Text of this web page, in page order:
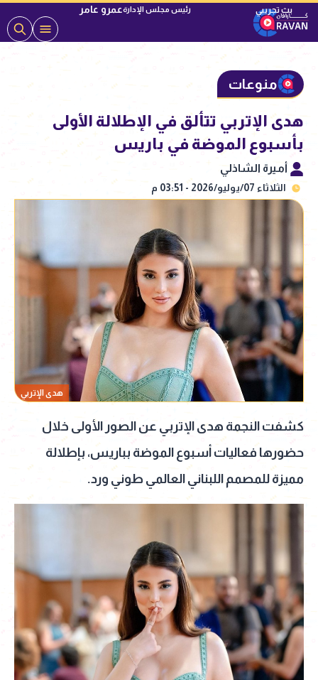
رئيس مجلس الإدارةعمرو عامر
منوعات
هدى الإتربي تتألق في الإطلالة الأولى
بأسبوع الموضة في باريس
أميرة الشاذلي
الثلاثاء 07/يوليو/2026 - 03:51 م
هدى الإتربي
كشفت النجمة هدى الإتربي عن الصور الأولى خلال
حضورها فعاليات أسبوع الموضة بباريس، بإطلالة
مميزة للمصمم اللبناني العالمي طوني ورد.